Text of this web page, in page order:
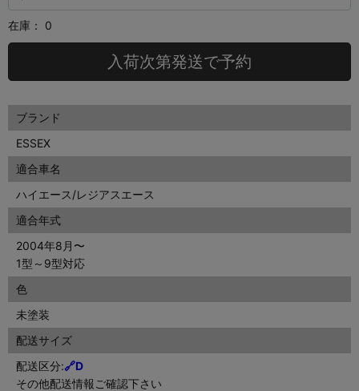
在庫： 0
入荷次第発送で予約
ブランド
ESSEX
適合車名
ハイエース/レジアスエース
適合年式
2004年8月〜
1型～9型対応
色
未塗装
配送サイズ
配送区分:🔗D
その他配送情報ご確認下さい